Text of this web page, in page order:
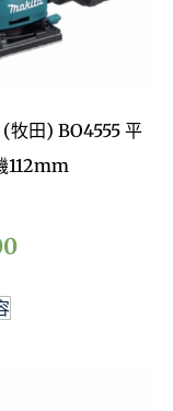
田) BO4555 平
112mm